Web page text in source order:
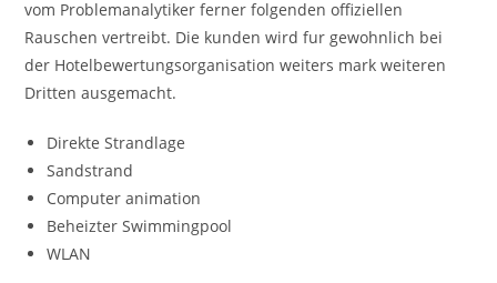
vom Problemanalytiker ferner folgenden offiziellen
Rauschen vertreibt. Die kunden wird fur gewohnlich bei
der Hotelbewertungsorganisation weiters mark weiteren
Dritten ausgemacht.
Direkte Strandlage
Sandstrand
Computer animation
Beheizter Swimmingpool
WLAN